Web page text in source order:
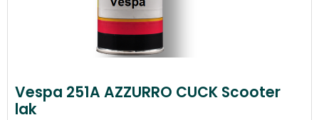
Vespa 251A AZZURRO CUCK Scooter
lak